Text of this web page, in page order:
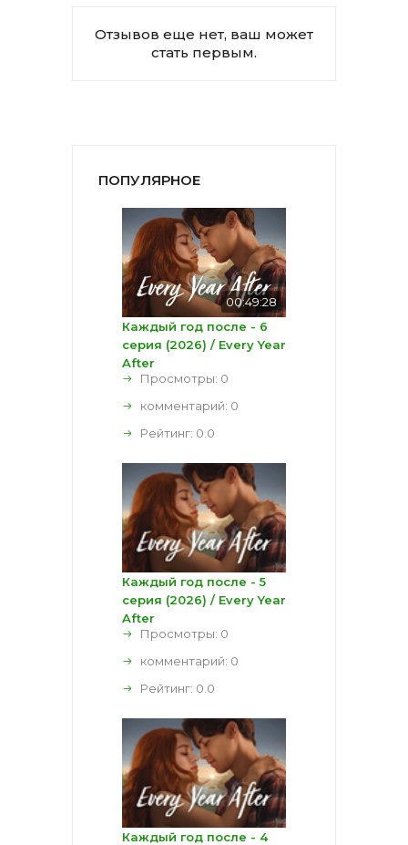
Отзывов еще нет, ваш может
стать первым.
ПОПУЛЯРНОЕ
00:49:28
Каждый год после - 6
серия (2026) / Every Year
After
Просмотры: 0
комментарий: 0
Рейтинг: 0.0
Каждый год после - 5
серия (2026) / Every Year
After
Просмотры: 0
комментарий: 0
Рейтинг: 0.0
Каждый год после - 4